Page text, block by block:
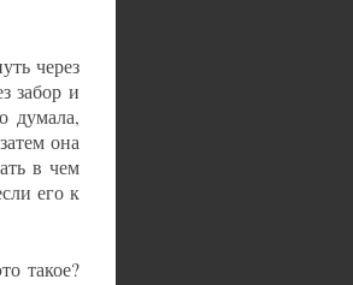
через
забор и
думала,
она
в чем
его к
такое?